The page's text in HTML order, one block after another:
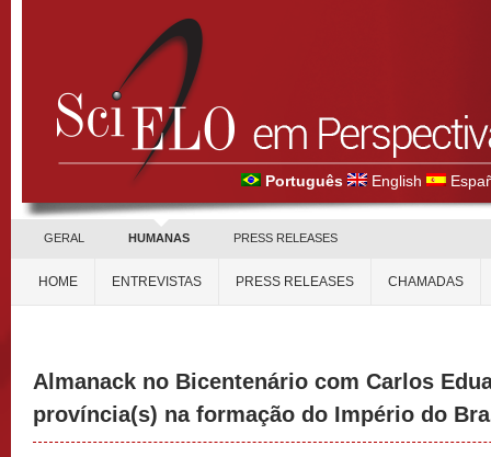
Português English
GERAL HUMANAS PRESS RELEASES
HOME ENTREVISTAS PRESS RELEASES CHAMADAS
Almanack no Bicentenário com Carlos
província(s) na formação do Império do